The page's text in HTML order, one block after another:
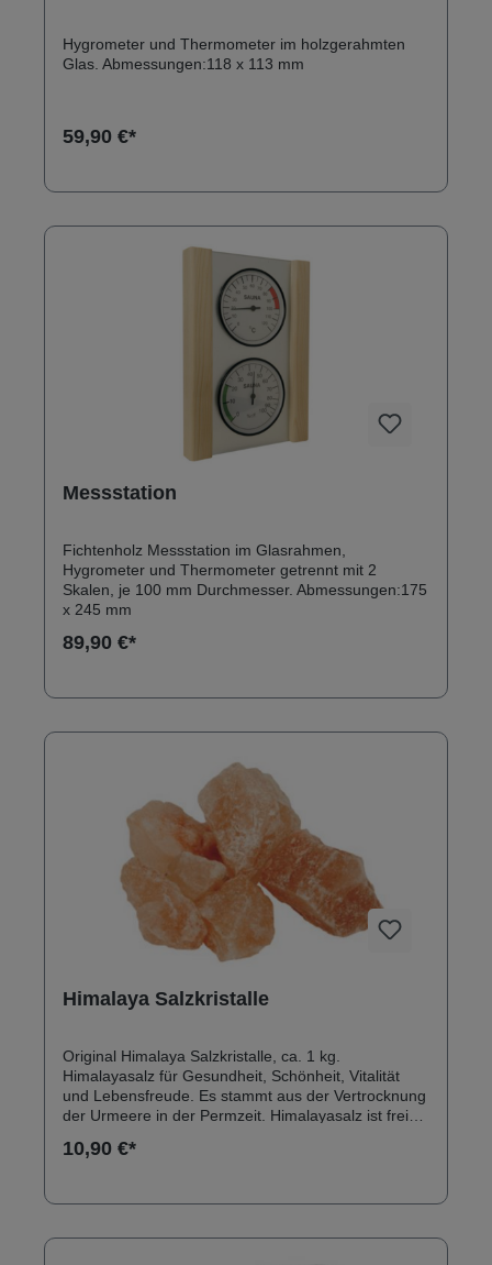
Hygrometer und Thermometer im holzgerahmten
Glas. Abmessungen:118 x 113 mm
59,90 €*
Messstation
Fichtenholz Messstation im Glasrahmen,
Hygrometer und Thermometer getrennt mit 2
Skalen, je 100 mm Durchmesser. Abmessungen:175
x 245 mm
89,90 €*
Himalaya Salzkristalle
Original Himalaya Salzkristalle, ca. 1 kg.
Himalayasalz für Gesundheit, Schönheit, Vitalität
und Lebensfreude. Es stammt aus der Vertrocknung
der Urmeere in der Permzeit. Himalayasalz ist frei
biophysikalischen Eigenschaften wirken
zur Sole-Erstellung.
10,90 €*